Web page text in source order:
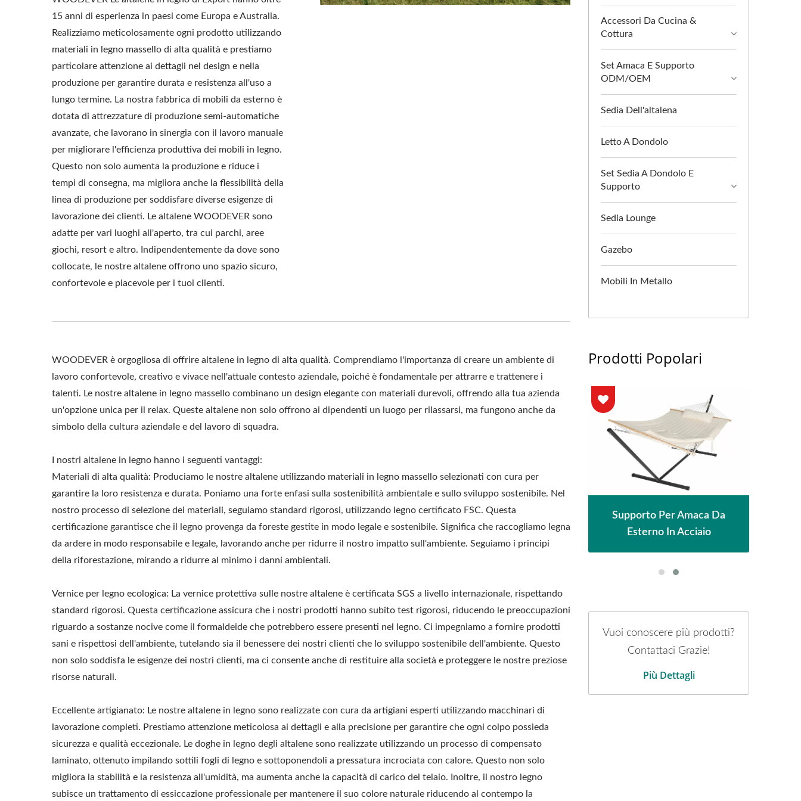
15 anni di esperienza in paesi come Europa e Australia.
Realizziamo meticolosamente ogni prodotto utilizzando
materiali in legno massello di alta qualità e prestiamo
particolare attenzione ai dettagli nel design e nella
produzione per garantire durata e resistenza all'uso a
lungo termine. La nostra fabbrica di mobili da esterno è
dotata di attrezzature di produzione semi-automatiche
avanzate, che lavorano in sinergia con il lavoro manuale
per migliorare l'efficienza produttiva dei mobili in legno.
Questo non solo aumenta la produzione e riduce i
tempi di consegna, ma migliora anche la flessibilità della
linea di produzione per soddisfare diverse esigenze di
lavorazione dei clienti. Le altalene WOODEVER sono
adatte per vari luoghi all'aperto, tra cui parchi, aree
giochi, resort e altro. Indipendentemente da dove sono
collocate, le nostre altalene offrono uno spazio sicuro,
confortevole e piacevole per i tuoi clienti.
WOODEVER è orgogliosa di offrire altalene in legno di alta qualità. Comprendiamo l'importanza di creare un ambiente di
lavoro confortevole, creativo e vivace nell'attuale contesto aziendale, poiché è fondamentale per attrarre e trattenere i
talenti. Le nostre altalene in legno massello combinano un design elegante con materiali durevoli, offrendo alla tua azienda
un'opzione unica per il relax. Queste altalene non solo offrono ai dipendenti un luogo per rilassarsi, ma fungono anche da
simbolo della cultura aziendale e del lavoro di squadra.
I nostri altalene in legno hanno i seguenti vantaggi:
Materiali di alta qualità: Produciamo le nostre altalene utilizzando materiali in legno massello selezionati con cura per
garantire la loro resistenza e durata. Poniamo una forte enfasi sulla sostenibilità ambientale e sullo sviluppo sostenibile. Nel
nostro processo di selezione dei materiali, seguiamo standard rigorosi, utilizzando legno certificato FSC. Questa
certificazione garantisce che il legno provenga da foreste gestite in modo legale e sostenibile. Significa che raccogliamo legna
da ardere in modo responsabile e legale, lavorando anche per ridurre il nostro impatto sull'ambiente. Seguiamo i principi
della riforestazione, mirando a ridurre al minimo i danni ambientali.
Vernice per legno ecologica: La vernice protettiva sulle nostre altalene è certificata SGS a livello internazionale, rispettando
standard rigorosi. Questa certificazione assicura che i nostri prodotti hanno subito test rigorosi, riducendo le preoccupazioni
riguardo a sostanze nocive come il formaldeide che potrebbero essere presenti nel legno. Ci impegniamo a fornire prodotti
sani e rispettosi dell'ambiente, tutelando sia il benessere dei nostri clienti che lo sviluppo sostenibile dell'ambiente. Questo
non solo soddisfa le esigenze dei nostri clienti, ma ci consente anche di restituire alla società e proteggere le nostre preziose
risorse naturali.
Eccellente artigianato: Le nostre altalene in legno sono realizzate con cura da artigiani esperti utilizzando macchinari di
lavorazione completi. Prestiamo attenzione meticolosa ai dettagli e alla precisione per garantire che ogni colpo possieda
sicurezza e qualità eccezionale. Le doghe in legno degli altalene sono realizzate utilizzando un processo di compensato
laminato, ottenuto impilando sottili fogli di legno e sottoponendoli a pressatura incrociata con calore. Questo non solo
migliora la stabilità e la resistenza all'umidità, ma aumenta anche la capacità di carico del telaio. Inoltre, il nostro legno
subisce un trattamento di essiccazione professionale per mantenere il suo colore naturale riducendo al contempo la
Accessori Da Cucina &
Cottura
Set Amaca E Supporto
ODM/OEM
Sedia Dell'altalena
Letto A Dondolo
Set Sedia A Dondolo E
Supporto
Sedia Lounge
Gazebo
Mobili In Metallo
Prodotti Popolari
Pergola Con Tettuccio
Regolabile In Metallo
Supporto Per Amaca Da
Esterno In Acciaio
Pergola Con Tettuccio
Regolabile In Metallo
Supporto Per Amaca Da
Esterno In Acciaio
Vuoi conoscere più prodotti?
Contattaci Grazie!
Più Dettagli